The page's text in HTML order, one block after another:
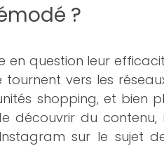
?
question leur
tournent vers les
shopping, et bien
découvrir du
sur le sujet